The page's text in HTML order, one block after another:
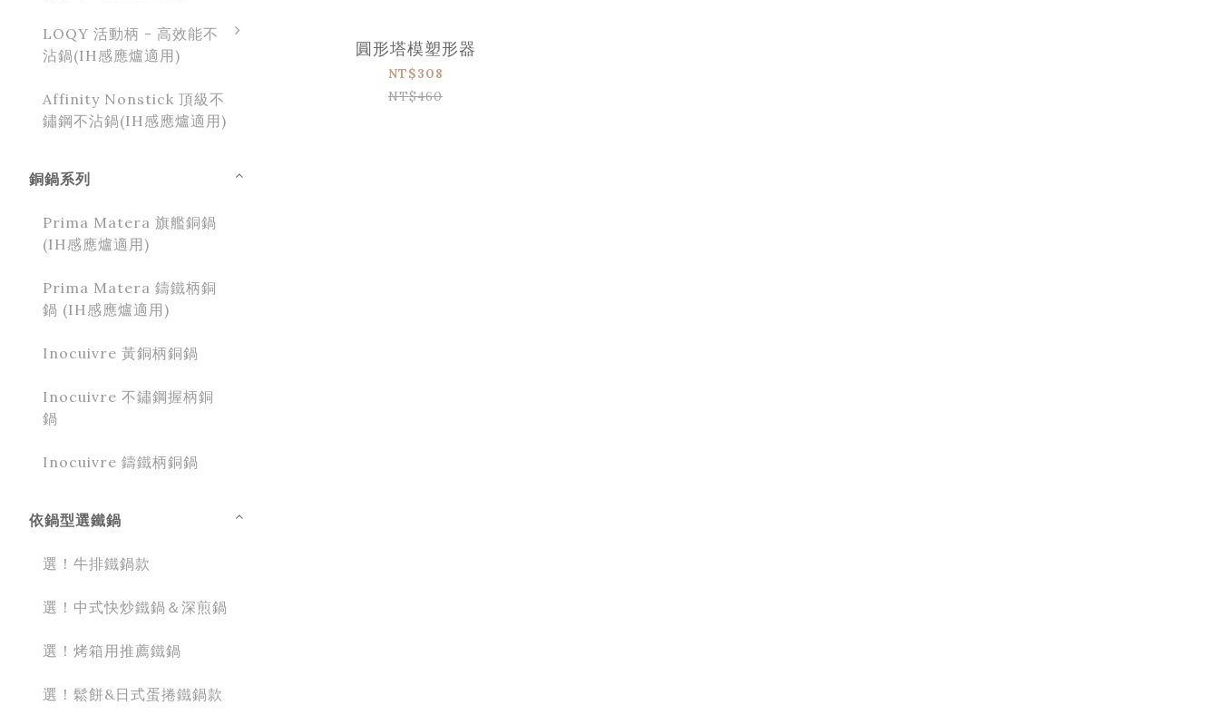
LOQY 活動柄 - 高效能不
沾鍋(IH感應爐適用)
Affinity Nonstick 頂級不
鏽鋼不沾鍋(IH感應爐適用)
銅鍋系列
Prima Matera 旗艦銅鍋
(IH感應爐適用)
Prima Matera 鑄鐵柄銅
鍋 (IH感應爐適用)
Inocuivre 黃銅柄銅鍋
Inocuivre 不鏽鋼握柄銅
鍋
Inocuivre 鑄鐵柄銅鍋
依鍋型選鐵鍋
選！牛排鐵鍋款
選！中式快炒鐵鍋＆深煎鍋
選！烤箱用推薦鐵鍋
選！鬆餅&日式蛋捲鐵鍋款
圓形塔模塑形器
NT$308
NT$460